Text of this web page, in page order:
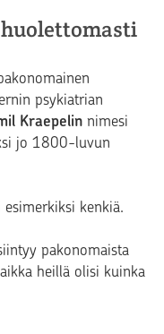
psykiatrian
Kraepelin nimesi
jo 1800-luvun
kenkiä.
pakonomaista
heillä olisi kuinka